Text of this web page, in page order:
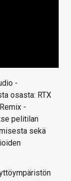
-
osasta: RTX
-
pelitilan
sekä